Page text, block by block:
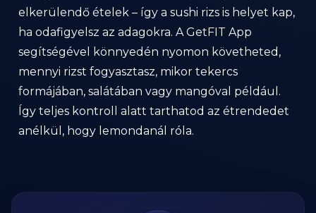
elkerülendő ételek – így a sushi rizs is helyet kap,
ha odafigyelsz az adagokra. A GetFIT App
segítségével könnyedén nyomon követheted,
mennyi rizst fogyasztasz, mikor tekercs
formájában, salátában vagy mangóval például.
Így teljes kontroll alatt tarthatod az étrendedet
anélkül, hogy lemondanál róla.